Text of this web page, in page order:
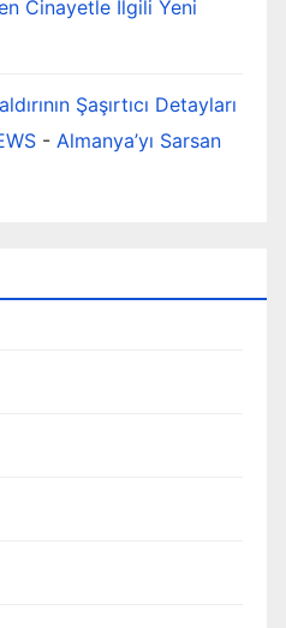
Cinayetle İlgili Yeni
Şaşırtıcı Detayları
- Almanya’yı Sarsan